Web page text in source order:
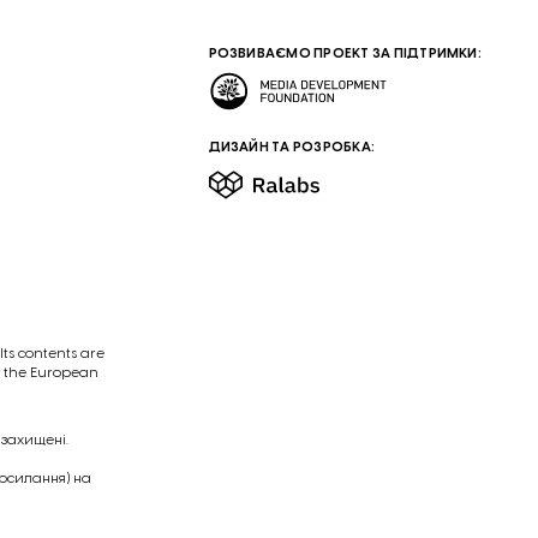
РОЗВИВАЄМО ПРОЕКТ ЗА ПІДТРИМКИ:
ДИЗАЙН ТА РОЗРОБКА:
contents are
European
на